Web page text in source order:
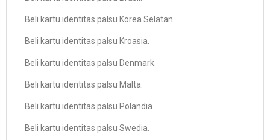
Beli kartu identitas palsu Korea Selatan.
Beli kartu identitas palsu Kroasia.
Beli kartu identitas palsu Denmark.
Beli kartu identitas palsu Malta.
Beli kartu identitas palsu Polandia.
Beli kartu identitas palsu Swedia.